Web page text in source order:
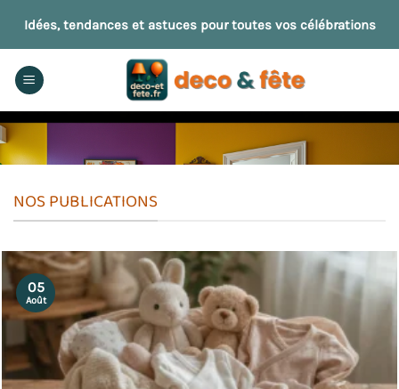
contenu
Idées, tendances et astuces pour toutes vos célébrations
NOS PUBLICATIONS
05
Août